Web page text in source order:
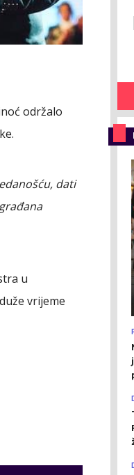
održalo
dati
u
vrijeme